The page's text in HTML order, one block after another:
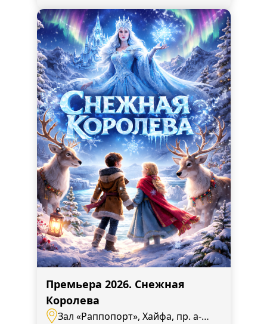
Премьера 2026. Снежная
Королева
Зал «Раппопорт», Хайфа, пр. а-